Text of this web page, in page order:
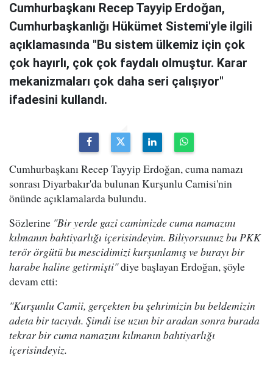
Cumhurbaşkanı Recep Tayyip Erdoğan,
Cumhurbaşkanlığı Hükümet Sistemi'yle ilgili
açıklamasında "Bu sistem ülkemiz için çok
çok hayırlı, çok çok faydalı olmuştur. Karar
mekanizmaları çok daha seri çalışıyor"
ifadesini kullandı.
Cumhurbaşkanı Recep Tayyip Erdoğan, cuma namazı
sonrası Diyarbakır'da bulunan Kurşunlu Camisi'nin
önünde açıklamalarda bulundu.
Sözlerine "Bir yerde gazi camimizde cuma namazını
kılmanın bahtiyarlığı içerisindeyim. Biliyorsunuz bu PKK
terör örgütü bu mescidimizi kurşunlamış ve burayı bir
harabe haline getirmişti"diye başlayan Erdoğan, şöyle
devam etti:
"Kurşunlu Camii, gerçekten bu şehrimizin bu beldemizin
adeta bir tacıydı. Şimdi ise uzun bir aradan sonra burada
tekrar bir cuma namazını kılmanın bahtiyarlığı
içerisindeyiz.